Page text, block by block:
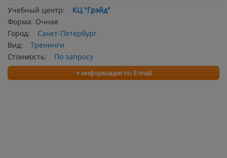
Учебный центр:
КЦ "Грэйд"
Форма: Очная
Город:
Санкт-Петербург
Вид:
Тренинги
Стоимость:
По запросу
+ информация по E-mail